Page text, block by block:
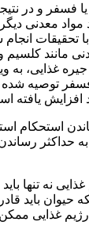
فسفر و در
مواد معدنی
انجام
مانند کلسیم
غذایی، به
توصیه شده
استحکام
به حداکثر
نه تنها
حیوان باید
در رژیم غذایی